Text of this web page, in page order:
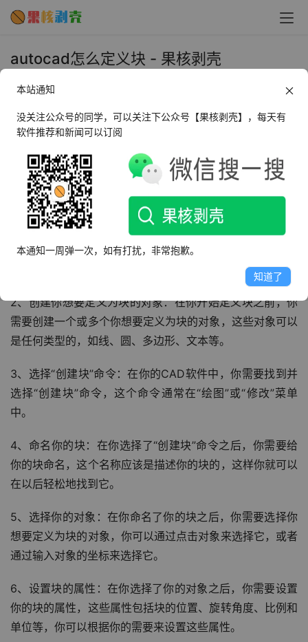
autocad怎么定义块 - 果核剥壳
2023年12月28日 上午10:11
在CAD（计算机辅助设计）中，块是一种非常有用的工
具，它可以帮助我们创建重复的对象，节省时间和空间，块
可以是任何对象，如线、圆、多边形、文本等，定义块的过
程非常简单，只需要几个步骤就可以完成，下面，我们将详
细介绍如何在CAD中定义块。
1、打开CAD软件：你需要打开你的CAD软件，无论你使用
的是哪个版本的CAD，定义块的步骤都是相同的。
2、创建你想要定义为块的对象：在你开始定义块之前，你
需要创建一个或多个你想要定义为块的对象，这些对象可以
是任何类型的，如线、圆、多边形、文本等。
3、选择“创建块”命令：在你的CAD软件中，你需要找到并
选择“创建块”命令，这个命令通常在“绘图”或“修改”菜单
中。
4、命名你的块：在你选择了“创建块”命令之后，你需要给
你的块命名，这个名称应该是描述你的块的，这样你就可以
在以后轻松地找到它。
5、选择你的对象：在你命名了你的块之后，你需要选择你
想要定义为块的对象，你可以通过点击对象来选择它，或者
通过输入对象的坐标来选择它。
6、设置块的属性：在你选择了你的对象之后，你需要设置
你的块的属性，这些属性包括块的位置、旋转角度、比例和
单位等，你可以根据你的需要来设置这些属性。
本站通知
没关注公众号的同学，可以关注下公众号【果核剥壳】，每天有
软件推荐和新闻可以订阅
本通知一周弹一次，如有打扰，非常抱歉。
知道了